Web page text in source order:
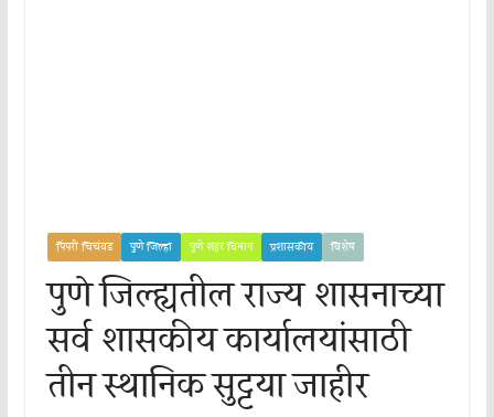
पिंपरी चिचंवड पुणे जिल्हा पुणे शहर विभाग प्रशासकीय विशेष
पुणे जिल्ह्यतील राज्य शासनाच्या
सर्व शासकीय कार्यालयांसाठी
तीन स्थानिक सुट्टया जाहीर